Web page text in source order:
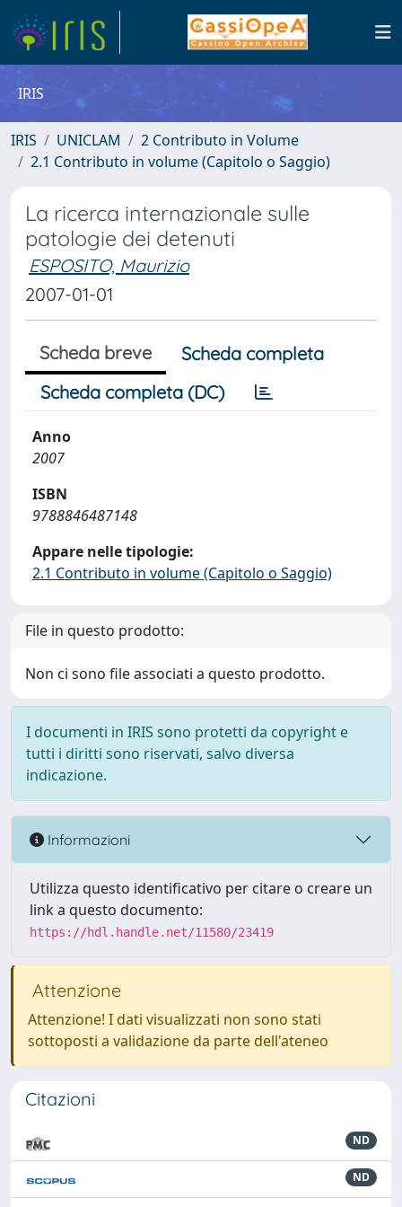
IRIS
IRIS UNICLAM
2 Contributo in Volume
2.1 Contributo in volume (Capitolo o Saggio)
La ricerca internazionale sulle
patologie dei detenuti
ESPOSITO, Maurizio
2007-01-01
Scheda breve
Scheda completa
Scheda completa (DC)
Anno
2007
ISBN
9788846487148
Appare nelle tipologie:
2.1 Contributo in volume (Capitolo o Saggio)
File in questo prodotto:
Non ci sono file associati a questo prodotto.
I documenti in IRIS sono protetti da copyright e
tutti i diritti sono riservati, salvo diversa
indicazione.
Informazioni
Utilizza questo identificativo per citare o creare un
link a questo documento:
https://hdl.handle.net/11580/23419
Attenzione
Attenzione! I dati visualizzati non sono stati
sottoposti a validazione da parte dell'ateneo
Citazioni
ND
ND